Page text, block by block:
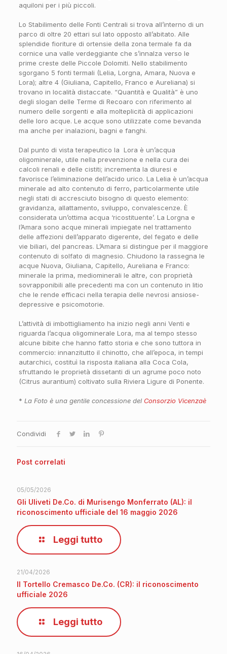
aquiloni per i più piccoli.
Lo Stabilimento delle Fonti Centrali si trova all’interno di un
parco di oltre 20 ettari sul lato opposto all’abitato. Alle
splendide fioriture di ortensie della zona termale fa da
cornice una valle verdeggiante che s’innalza verso le
prime creste delle Piccole Dolomiti. Nello stabilimento
sgorgano 5 fonti termali (Lelia, Lorgna, Amara, Nuova e
Lora); altre 4 (Giuliana, Capitello, Franco e Aureliana) si
trovano in località distaccate. “Quantità e Qualità” è uno
degli slogan delle Terme di Recoaro con riferimento al
numero delle sorgenti e alla molteplicità di applicazioni
delle loro acque. Le acque sono utilizzate come bevanda
ma anche per inalazioni, bagni e fanghi.
Dal punto di vista terapeutico la Lora è un’acqua
oligominerale, utile nella prevenzione e nella cura dei
calcoli renali e delle cistiti; incrementa la diuresi e
favorisce l’eliminazione dell’acido urico. La Lelia è un’acqua
minerale ad alto contenuto di ferro, particolarmente utile
negli stati di accresciuto bisogno di questo elemento:
gravidanza, allattamento, sviluppo, convalescenze. È
considerata un’ottima acqua ‘ricostituente’. La Lorgna e
l’Amara sono acque minerali impiegate nel trattamento
delle affezioni dell’apparato digerente, del fegato e delle
vie biliari, del pancreas. L’Amara si distingue per il maggiore
contenuto di solfato di magnesio. Chiudono la rassegna le
acque Nuova, Giuliana, Capitello, Aureliana e Franco:
minerale la prima, mediominerali le altre, con proprietà
sovrapponibili alle precedenti ma con un contenuto in litio
che le rende efficaci nella terapia delle nevrosi ansiose-
depressive e psicomotorie.
L’attività di imbottigliamento ha inizio negli anni Venti e
riguarda l’acqua oligominerale Lora, ma al tempo stesso
alcune bibite che hanno fatto storia e che sono tuttora in
commercio: innanzitutto il chinotto, che all’epoca, in tempi
autarchici, costituì la risposta italiana alla Coca Cola,
sfruttando le proprietà dissetanti di un agrume poco noto
(Citrus aurantium) coltivato sulla Riviera Ligure di Ponente.
* La Foto è una gentile concessione del Consorzio Vicenzaè
Condividi
Post correlati
05/05/2026
Gli Uliveti De.Co. di Murisengo Monferrato (AL): il
riconoscimento ufficiale del 16 maggio 2026
Leggi tutto
21/04/2026
Il Tortello Cremasco De.Co. (CR): il riconoscimento
ufficiale 2026
Leggi tutto